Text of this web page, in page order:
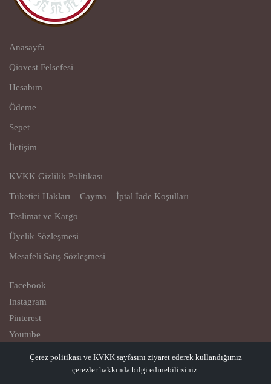
Anasayfa
Qiovest Felsefesi
Hesabım
Ödeme
Sepet
İletişim
KVKK Gizlilik Politikası
Tüketici Hakları – Cayma – İptal İade Koşulları
Teslimat ve Kargo
Üyelik Sözleşmesi
Mesafeli Satış Sözleşmesi
Facebook
Instagram
Pinterest
Youtube
© Copyright 2023
Qiovest – Casual Comfort
Çerez politikası ve KVKK sayfasını ziyaret ederek kullandığımız
çerezler hakkında bilgi edinebilirsiniz.